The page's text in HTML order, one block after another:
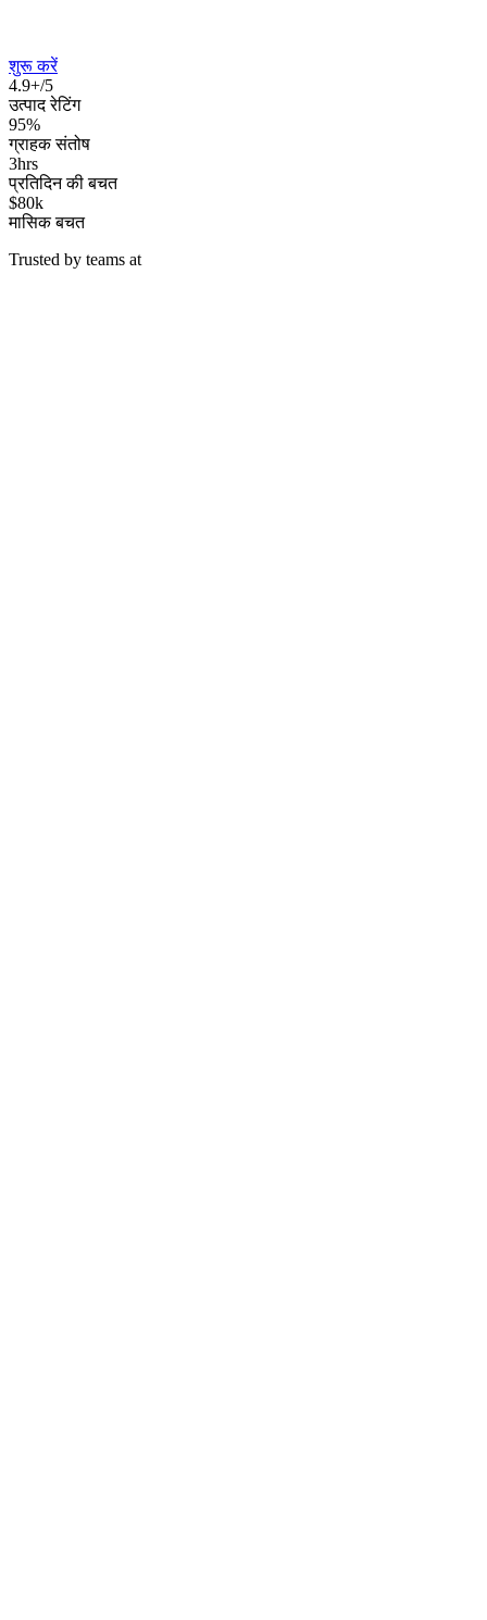
शुरू करें
4.9+/5
उत्पाद रेटिंग
95%
ग्राहक संतोष
3hrs
प्रतिदिन की बचत
$80k
मासिक बचत
Trusted by teams at